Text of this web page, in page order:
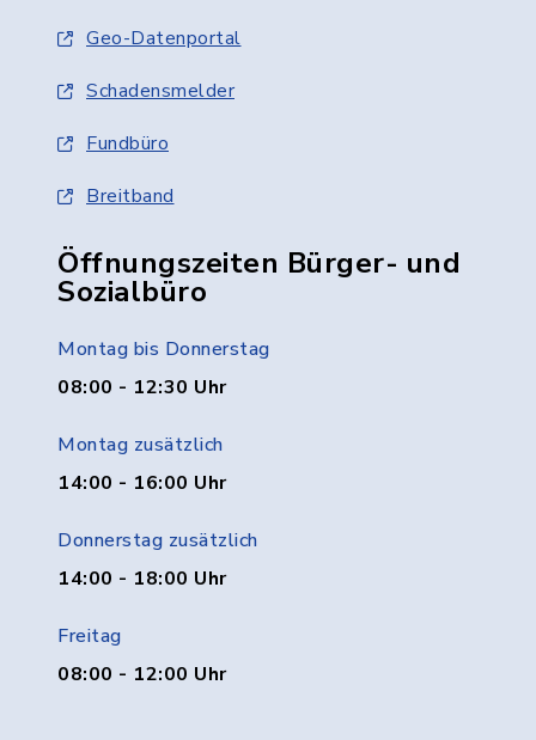
Geo-Datenportal
Schadensmelder
Fundbüro
Breitband
Öffnungszeiten Bürger- und
Sozialbüro
Montag bis Donnerstag
08:00 - 12:30 Uhr
Montag zusätzlich
14:00 - 16:00 Uhr
Donnerstag zusätzlich
14:00 - 18:00 Uhr
Freitag
08:00 - 12:00 Uhr